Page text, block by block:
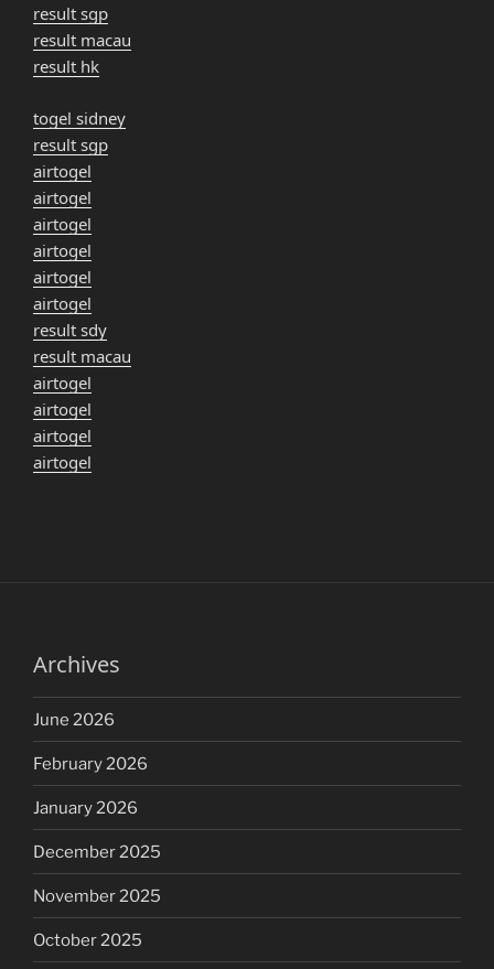
result sgp
result macau
result hk
togel sidney
result sgp
airtogel
airtogel
airtogel
airtogel
airtogel
airtogel
result sdy
result macau
airtogel
airtogel
airtogel
airtogel
Archives
June 2026
February 2026
January 2026
December 2025
November 2025
October 2025